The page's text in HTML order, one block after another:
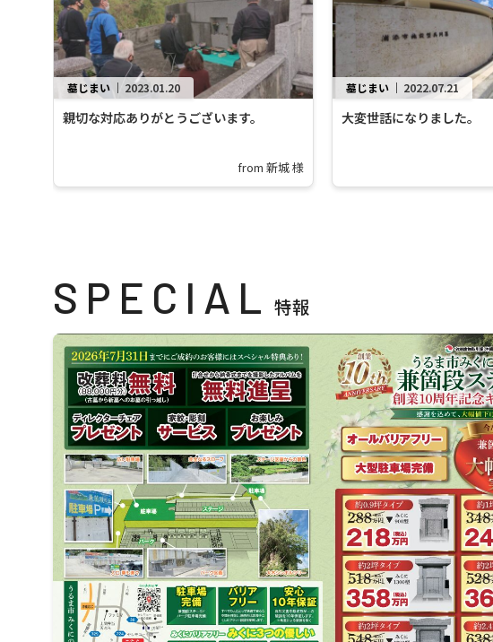
墓じまい ｜ 2023.01.20
親切な対応ありがとうございます。
from 新城 様
墓じまい ｜ 2022.07.21
大変世話になりました。
SPECIAL 特報